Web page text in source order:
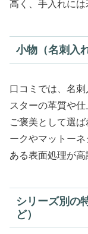
高く、手入れには
小物（名刺入
口コミでは、名
スターの革質や
ご褒美として選
ークやマットー
ある表面処理が高
シリーズ別の
ど）